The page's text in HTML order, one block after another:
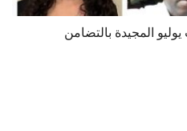
المجيدة بالتضامن